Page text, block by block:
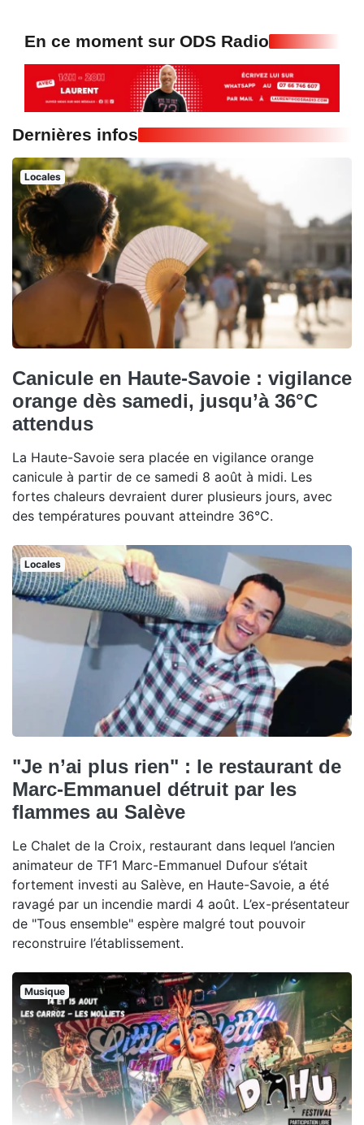
En ce moment sur ODS Radio
Dernières infos
Locales
Canicule en Haute-Savoie : vigilance
orange dès samedi, jusqu’à 36°C
attendus
La Haute-Savoie sera placée en vigilance orange
canicule à partir de ce samedi 8 août à midi. Les
fortes chaleurs devraient durer plusieurs jours, avec
des températures pouvant atteindre 36°C.
Locales
"Je n’ai plus rien" : le restaurant de
Marc-Emmanuel détruit par les
flammes au Salève
Le Chalet de la Croix, restaurant dans lequel l’ancien
animateur de TF1 Marc-Emmanuel Dufour s’était
fortement investi au Salève, en Haute-Savoie, a été
ravagé par un incendie mardi 4 août. L’ex-présentateur
de "Tous ensemble" espère malgré tout pouvoir
reconstruire l’établissement.
Musique